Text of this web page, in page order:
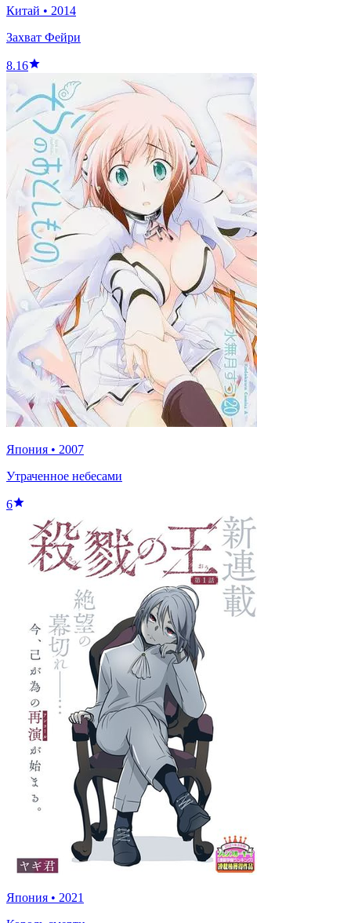
Китай • 2014
Захват Фейри
8.16
Япония • 2007
Утраченное небесами
6
Япония • 2021